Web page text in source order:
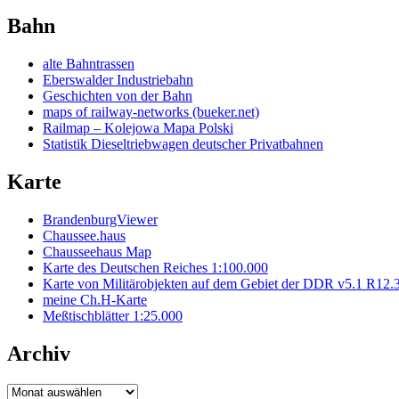
Bahn
alte Bahntrassen
Eberswalder Industriebahn
Geschichten von der Bahn
maps of railway-networks (bueker.net)
Railmap – Kolejowa Mapa Polski
Statistik Dieseltriebwagen deutscher Privatbahnen
Karte
BrandenburgViewer
Chaussee.haus
Chausseehaus Map
Karte des Deutschen Reiches 1:100.000
Karte von Militärobjekten auf dem Gebiet der DDR v5.1
meine Ch.H-Karte
Meßtischblätter 1:25.000
Archiv
Archiv